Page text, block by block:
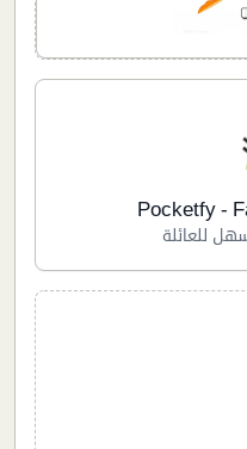
Pocketfy -
للعائلة